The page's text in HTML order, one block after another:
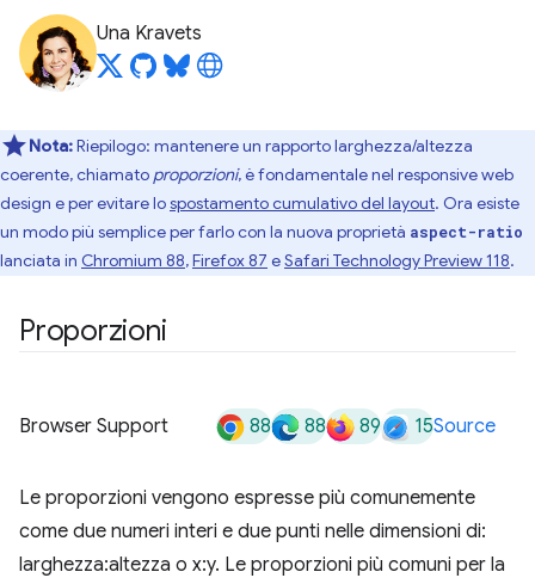
Una Kravets
Nota:Riepilogo: mantenere un rapporto larghezza/altezza
coerente, chiamato proporzioni, è fondamentale nel responsive web
design e per evitare lospostamento cumulativo del layout. Ora esiste
un modo più semplice per farlo con la nuova proprietà aspect-ratio
lanciata in Chromium 88,Firefox 87 eSafari Technology Preview 118.
Proporzioni
Browser Support 88 88 89 15Source
Le proporzioni vengono espresse più comunemente
come due numeri interi e due punti nelle dimensioni di:
larghezza:altezza o x:y. Le proporzioni più comuni per la